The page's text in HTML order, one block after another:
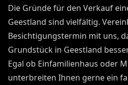
Die Gründe für den Verkauf
Geestland sind vielfältig.
Besichtigungstermin mit uns,
Grundstück in Geestland
Egal ob Einfamilienhaus oder
unterbreiten Ihnen gerne ein